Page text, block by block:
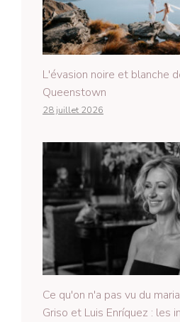
L'évasion noire et blanche
Queenstown
28 juillet 2026
Ce qu'on n'a pas vu du
Griso et Luis Enríquez : les